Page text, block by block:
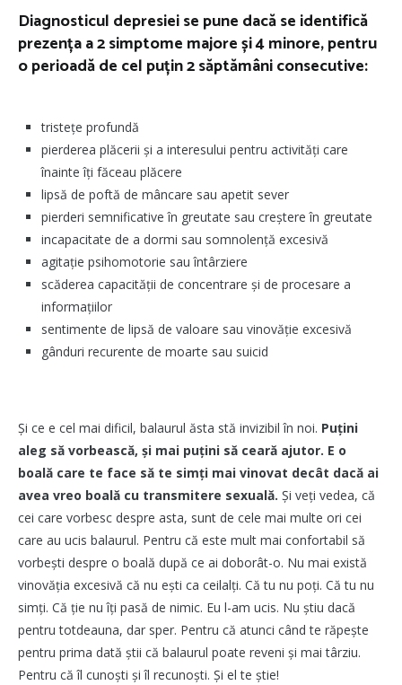
Diagnosticul depresiei se pune dacă se identifică
prezența a 2 simptome majore și 4 minore, pentru
o perioadă de cel puțin 2 săptămâni consecutive:
tristețe profundă
pierderea plăcerii și a interesului pentru activități care
înainte îți făceau plăcere
lipsă de poftă de mâncare sau apetit sever
pierderi semnificative în greutate sau creștere în greutate
incapacitate de a dormi sau somnolență excesivă
agitație psihomotorie sau întârziere
scăderea capacității de concentrare și de procesare a
informațiilor
sentimente de lipsă de valoare sau vinovăție excesivă
gânduri recurente de moarte sau suicid
Și ce e cel mai dificil, balaurul ăsta stă invizibil în noi. Puțini
aleg să vorbească, și mai puțini să ceară ajutor. E o
boală care te face să te simți mai vinovat decât dacă ai
avea vreo boală cu transmitere sexuală. Și veți vedea, că
cei care vorbesc despre asta, sunt de cele mai multe ori cei
care au ucis balaurul. Pentru că este mult mai confortabil să
vorbești despre o boală după ce ai doborât-o. Nu mai există
vinovăția excesivă că nu ești ca ceilalți. Că tu nu poți. Că tu nu
simți. Că ție nu îți pasă de nimic. Eu l-am ucis. Nu știu dacă
pentru totdeauna, dar sper. Pentru că atunci când te răpește
pentru prima dată știi că balaurul poate reveni și mai târziu.
Pentru că îl cunoști și îl recunoști. Și el te știe!